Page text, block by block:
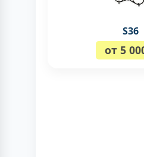
S36
от 5